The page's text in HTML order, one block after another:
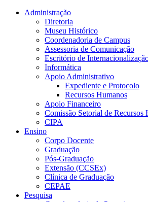
Conteúdo principal Menu principal
Administração
Diretoria
Museu Histórico
Coordenadoria de Campus
Assessoria de Comunicação
Escritório de
Informática
Apoio Administrativo
Expediente e Protocolo
Recursos Humanos
Apoio Financeiro
Comissão Setorial de Recursos
CIPA
Ensino
Corpo Docente
Graduação
Pós-Graduação
Extensão (CCSEx)
Clínica de Graduação
CEPAE
Pesquisa